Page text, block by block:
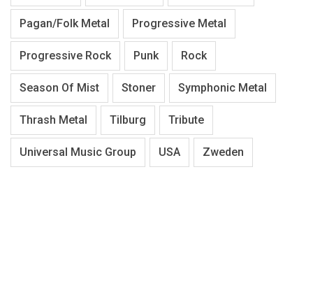
Pagan/Folk Metal Progressive Metal
Progressive Rock Punk Rock
Season Of Mist Stoner Symphonic Metal
Thrash Metal Tilburg Tribute
Universal Music Group USA Zweden